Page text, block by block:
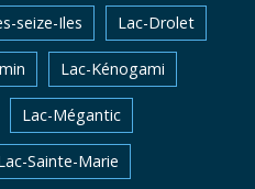
seize-Iles Lac-Drolet
Lac-Kénogami
Lac-Mégantic
Sainte-Marie